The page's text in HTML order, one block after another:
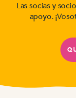
Las socias y
apoyo.